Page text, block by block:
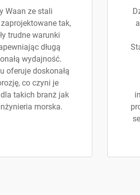
Waan ze stali
tak,
trudne warunki
długą
wydajność.
oferuje doskonałą
co czyni je
takich branż jak
morska.